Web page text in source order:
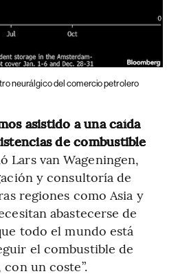
neurálgico del comercio petrolero
asistido a una caída
de combustible
Lars van Wageningen,
y consultoría de
regiones como Asia y
abastecerse de
todo el mundo está
el combustible de
un coste”.